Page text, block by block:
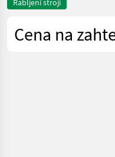
Rabljeni stroji
Cena na